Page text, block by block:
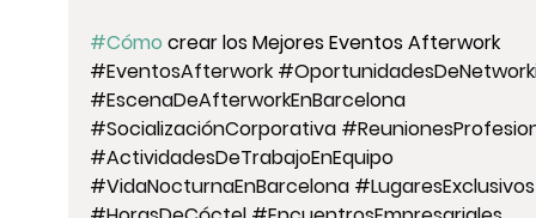
#Cómo crear los Mejores Eventos Afterwork
#EventosAfterwork
#EscenaDeAfterworkEnBarcelona
#SocializaciónCorporativa
#ActividadesDeTrabajoEnEquipo
#VidaNocturnaEnBarcelona #LugaresExclusivos